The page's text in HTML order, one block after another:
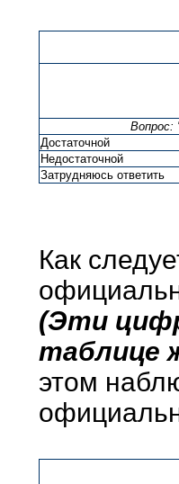
Вопрос:
Достаточной
Недостаточной
Затрудняюсь ответить
Как
(Эти
таблице
этом